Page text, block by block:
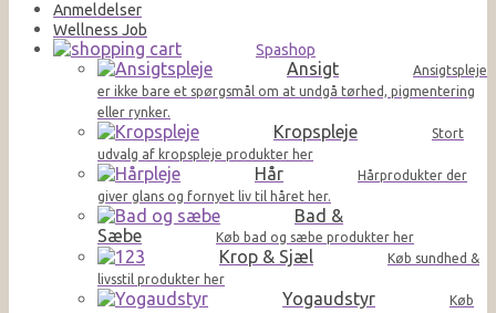
Anmeldelser
Wellness Job
Spashop
Ansigt
Ansigtspleje
er ikke bare et spørgsmål om at undgå tørhed, pigmentering
eller rynker.
Kropspleje
Stort
udvalg af kropspleje produkter her
Hår
Hårprodukter der
giver glans og fornyet liv til håret her.
Bad &
Sæbe
Køb bad og sæbe produkter her
Krop & Sjæl
Køb sundhed &
livsstil produkter her
Yogaudstyr
Køb